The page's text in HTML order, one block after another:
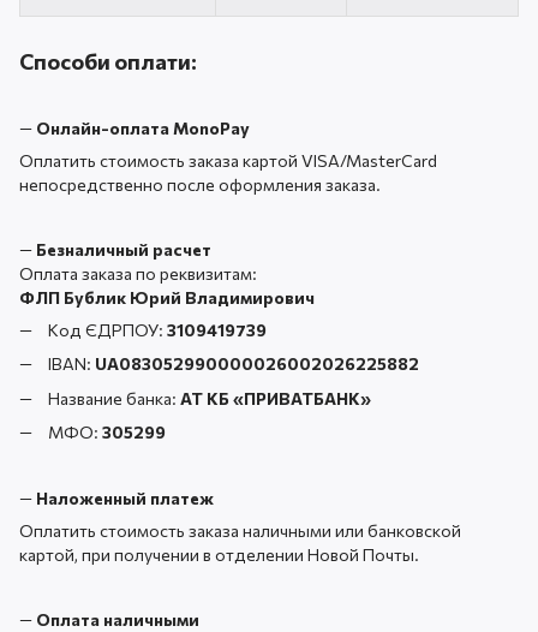
Способи оплати:
— Онлайн-оплата MonoPay
Оплатить стоимость заказа картой VISA/MasterCard
непосредственно после оформления заказа.
— Безналичный расчет
Оплата заказа по реквизитам:
ФЛП Бублик Юрий Владимирович
Код ЄДРПОУ: 3109419739
IBAN: UA083052990000026002026225882
Название банка: АТ КБ «ПРИВАТБАНК»
МФО: 305299
— Наложенный платеж
Оплатить стоимость заказа наличными или банковской
картой, при получении в отделении Новой Почты.
— Оплата наличными